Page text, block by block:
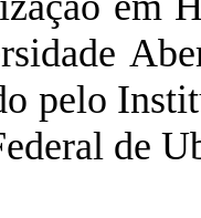
pelo
de